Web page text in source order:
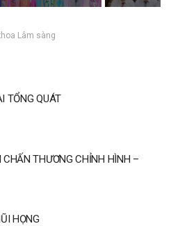
Lâm sàng
TỔNG QUÁT
CHẤN THƯƠNG CHỈNH HÌNH –
HỌNG